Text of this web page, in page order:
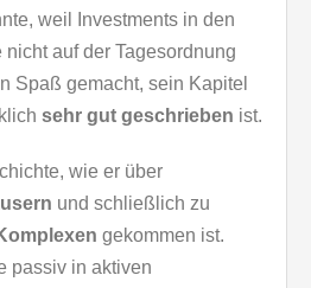
weil Investments in den
auf der Tagesordnung
Spaß gemacht, sein Kapitel
sehr gut geschrieben ist.
wie er über
und schließlich zu
gekommen ist.
passiv in aktiven